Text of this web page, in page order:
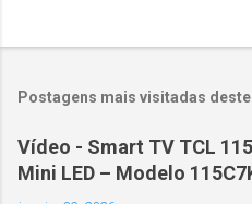
Postagens mais visitadas
Vídeo - Smart TV TCL
Mini LED – Modelo